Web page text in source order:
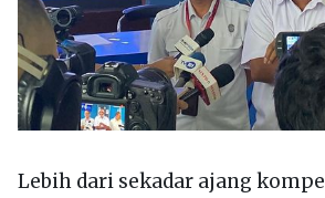
Lebih dari sekadar ajang